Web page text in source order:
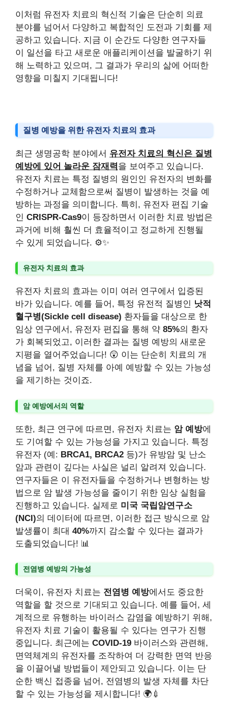
이처럼 유전자 치료의 혁신적 기술은 단순히 의료
분야를 넘어서 다양하고 복합적인 도전과 기회를 제
공하고 있습니다. 지금 이 순간도 다양한 연구자들
이 일선을 타고 새로운 애플리케이션을 발굴하기 위
해 노력하고 있으며, 그 결과가 우리의 삶에 어떠한
영향을 미칠지 기대됩니다!
질병 예방을 위한 유전자 치료의 효과
최근 생명공학 분야에서 유전자 치료의 혁신은 질병
예방에 있어 놀라운 잠재력을 보여주고 있습니다.
유전자 치료는 특정 질병의 원인인 유전자의 변화를
수정하거나 교체함으로써 질병이 발생하는 것을 예
방하는 과정을 의미합니다. 특히, 유전자 편집 기술
인 CRISPR-Cas9이 등장하면서 이러한 치료 방법은
과거에 비해 훨씬 더 효율적이고 정교하게 진행될
수 있게 되었습니다. ⚙️✨
유전자 치료의 효과
유전자 치료의 효과는 이미 여러 연구에서 입증된
바가 있습니다. 예를 들어, 특정 유전적 질병인 낫적
혈구병(Sickle cell disease) 환자들을 대상으로 한
임상 연구에서, 유전자 편집을 통해 약 85%의 환자
가 회복되었고, 이러한 결과는 질병 예방의 새로운
지평을 열어주었습니다! 😲 이는 단순히 치료의 개
념을 넘어, 질병 자체를 아예 예방할 수 있는 가능성
을 제기하는 것이죠.
암 예방에서의 역할
또한, 최근 연구에 따르면, 유전자 치료는 암 예방에
도 기여할 수 있는 가능성을 가지고 있습니다. 특정
유전자 (예: BRCA1, BRCA2 등)가 유방암 및 난소
암과 관련이 깊다는 사실은 널리 알려져 있습니다.
연구자들은 이 유전자들을 수정하거나 변형하는 방
법으로 암 발생 가능성을 줄이기 위한 임상 실험을
진행하고 있습니다. 실제로 미국 국립암연구소
(NCI)의 데이터에 따르면, 이러한 접근 방식으로 암
발생률이 최대 40%까지 감소할 수 있다는 결과가
도출되었습니다! 📊
전염병 예방의 가능성
더욱이, 유전자 치료는 전염병 예방에서도 중요한
역할을 할 것으로 기대되고 있습니다. 예를 들어, 세
계적으로 유행하는 바이러스 감염을 예방하기 위해,
유전자 치료 기술이 활용될 수 있다는 연구가 진행
중입니다. 최근에는 COVID-19 바이러스와 관련해,
면역체계의 유전자를 조작하여 더 강력한 면역 반응
을 이끌어낼 방법들이 제안되고 있습니다. 이는 단
순한 백신 접종을 넘어, 전염병의 발생 자체를 차단
할 수 있는 가능성을 제시합니다! 🌍💉